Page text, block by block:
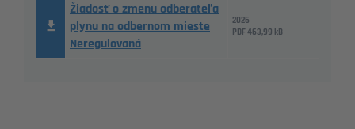
Žiadosť o zmenu odberateľa
plynu na odbernom mieste
Neregulovaná
2026
PDF463,99 kB